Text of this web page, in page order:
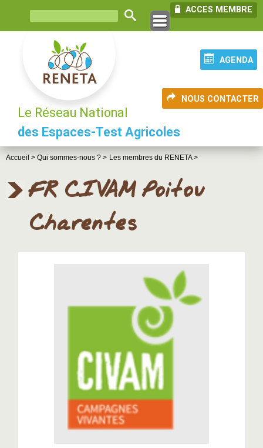
ACCES MEMBRE
AGENDA
NOUS CONTACTER
Le Réseau National
des Espaces-Test Agricoles
Accueil > Qui sommes-nous ? > Les membres du RENETA >
FR CIVAM Poitou
Charentes